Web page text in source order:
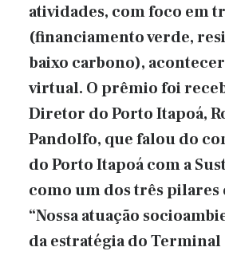
atividades, com foco em
(financiamento verde,
baixo carbono),
virtual. O prêmio foi
Diretor do Porto Itapoá,
Pandolfo, que falou do
do Porto Itapoá com a
como um dos três pilares
“Nossa atuação
da estratégia do